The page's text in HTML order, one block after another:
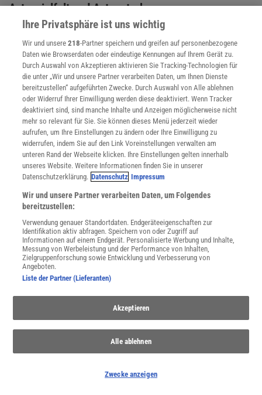
Artenvielfalt und Artensterben
Noch ist die Biodiversität nicht in ihrem gesamten Ausmaß
Aussterbewelle in der Erdgeschichte durch ihre Reihen.
PARTNERINHALTE
Ihre Privatsphäre ist uns wichtig
Wir und unsere218-Partner speichern und greifen auf personenbezogene
Daten wie Browserdaten oder eindeutige Kennungen auf Ihrem Gerät zu.
Durch Auswahl von Akzeptieren aktivieren Sie Tracking-Technologien für
die unter „Wir und unsere Partner verarbeiten Daten, um Ihnen Dienste
bereitzustellen“ aufgeführten Zwecke. Durch Auswahl von Alle ablehnen
oder Widerruf Ihrer Einwilligung werden diese deaktiviert. Wenn Tracker
deaktiviert sind, sind manche Inhalte und Anzeigen möglicherweise nicht
mehr so relevant für Sie. Sie können dieses Menü jederzeit wieder
aufrufen, um Ihre Einstellungen zu ändern oder Ihre Einwilligung zu
widerrufen, indem Sie auf den Link Voreinstellungen verwalten am
unteren Rand der Webseite klicken. Ihre Einstellungen gelten innerhalb
unseres Website. Weitere Informationen finden Sie in unserer
Datenschutzerklärung. Datenschutz Impressum
Wir und unsere Partner verarbeiten Daten, um Folgendes
bereitzustellen:
Verwendung genauer Standortdaten. Endgeräteeigenschaften zur
Identifikation aktiv abfragen. Speichern von oder Zugriff auf
Informationen auf einem Endgerät. Personalisierte Werbung und Inhalte,
Messung von Werbeleistung und der Performance von Inhalten,
Zielgruppenforschung sowie Entwicklung und Verbesserung von
Angeboten.
Liste der Partner (Lieferanten)
Akzeptieren
Alle ablehnen
Zwecke anzeigen